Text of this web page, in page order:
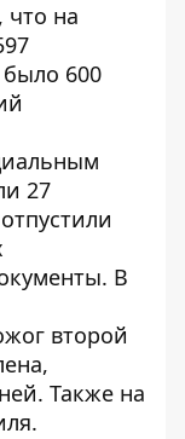
что на
600
27
отпустили
В
второй
Также на